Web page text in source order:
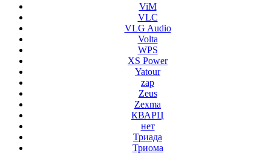
ViM
VLC
VLG Audio
Volta
WPS
XS Power
Yatour
zap
Zeus
Zexma
КВАРЦ
нет
Триада
Триома